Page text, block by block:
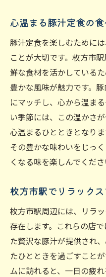
心温まる豚汁定食の
豚汁定食を楽しむために
ことが大切です。枚方市
鮮な食材を活かしている
豊かな風味が魅力です。
にマッチし、心から温ま
い季節には、この温かさ
心温まるひとときとなり
その豊かな味わいをじっ
くなる味を楽しんでくださ
枚方市駅でリラック
枚方市駅周辺には、リラ
存在します。これらの店
た贅沢な豚汁が提供され
たひとときを過ごすこと
ムに訪れると、一日の疲